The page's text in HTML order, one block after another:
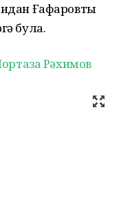
Ғафаровтың
була.
Рәхимов